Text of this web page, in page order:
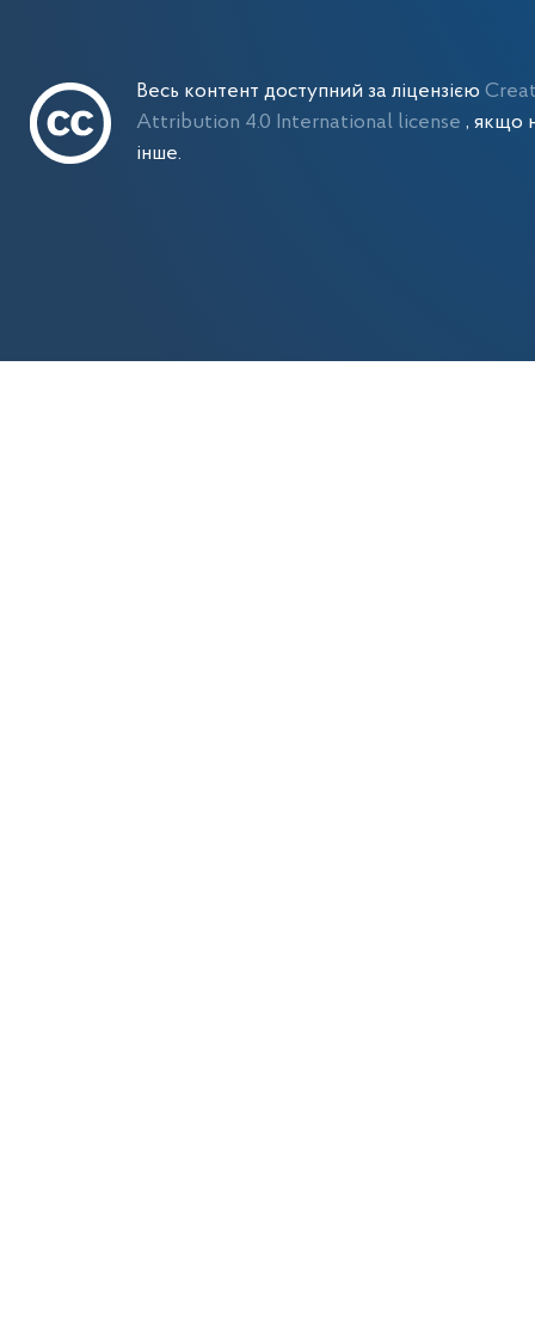
Весь контент доступний за ліцензією
Attribution 4.0 International license, якщо
інше.